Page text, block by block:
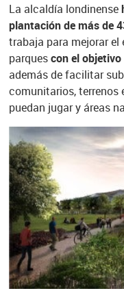
La alcaldía londinense
plantación de más de
trabaja para mejorar el
parquescon el
además de facilitar
comunitarios, terrenos
puedan jugar y áreas